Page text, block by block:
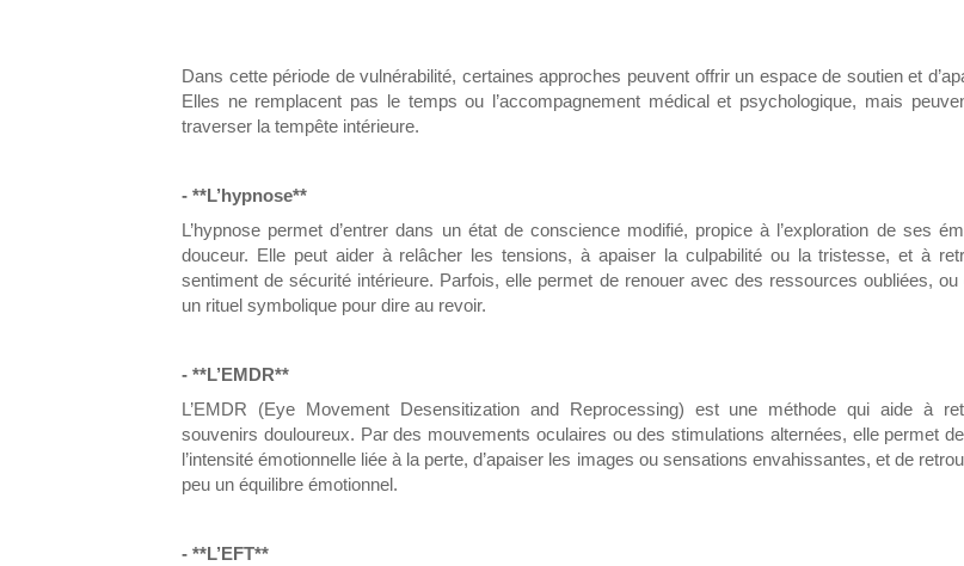
Dans cette période de vulnérabilité, certaines approches peuvent offrir un espace de soutien et
Elles ne remplacent pas le temps ou l’accompagnement médical et psychologique, mais
traverser la tempête intérieure.
- **L’hypnose**
L’hypnose permet d’entrer dans un état de conscience modifié, propice à l’exploration de ses
douceur. Elle peut aider à relâcher les tensions, à apaiser la culpabilité ou la tristesse, et à
sentiment de sécurité intérieure. Parfois, elle permet de renouer avec des ressources oubliées, ou
un rituel symbolique pour dire au revoir.
- **L’EMDR**
L’EMDR (Eye Movement Desensitization and Reprocessing) est une méthode qui aide à
souvenirs douloureux. Par des mouvements oculaires ou des stimulations alternées, elle permet
l’intensité émotionnelle liée à la perte, d’apaiser les images ou sensations envahissantes, et de
peu un équilibre émotionnel.
- **L’EFT**